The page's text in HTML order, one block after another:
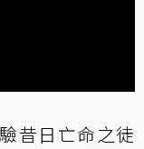
昔日亡命之徒